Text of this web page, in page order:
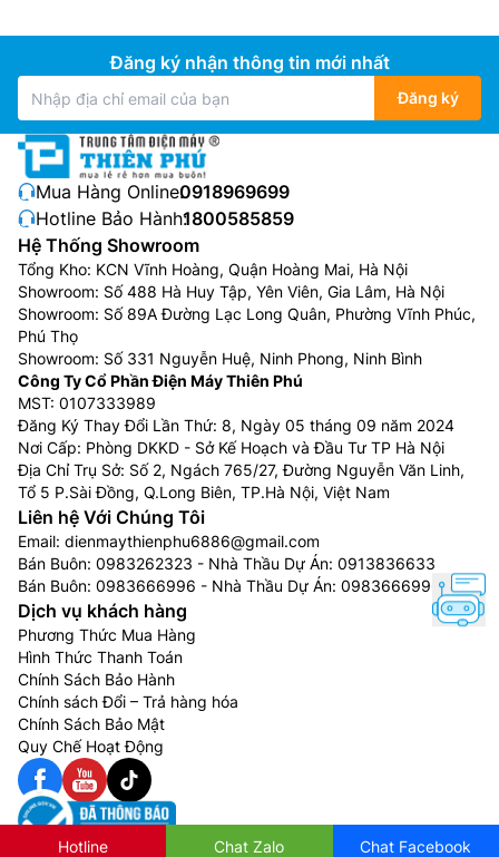
Đăng ký nhận thông tin mới nhất
Đăng ký
Mua Hàng Online:0918969699
Hotline Bảo Hành:1800585859
Hệ Thống Showroom
Tổng Kho: KCN Vĩnh Hoàng, Quận Hoàng Mai, Hà Nội
Showroom: Số 488 Hà Huy Tập, Yên Viên, Gia Lâm, Hà Nội
Showroom: Số 89A Đường Lạc Long Quân, Phường Vĩnh Phúc,
Phú Thọ
Showroom: Số 331 Nguyễn Huệ, Ninh Phong, Ninh Bình
Công Ty Cổ Phần Điện Máy Thiên Phú
MST: 0107333989
Đăng Ký Thay Đổi Lần Thứ: 8, Ngày 05 tháng 09 năm 2024
Nơi Cấp: Phòng DKKD - Sở Kế Hoạch và Đầu Tư TP Hà Nội
Địa Chỉ Trụ Sở: Số 2, Ngách 765/27, Đường Nguyễn Văn Linh,
Tổ 5 P.Sài Đồng, Q.Long Biên, TP.Hà Nội, Việt Nam
Liên hệ Với Chúng Tôi
Email: dienmaythienphu6886@gmail.com
Bán Buôn: 0983262323 - Nhà Thầu Dự Án: 0913836633
Bán Buôn: 0983666996 - Nhà Thầu Dự Án: 0983666996
Dịch vụ khách hàng
Phương Thức Mua Hàng
Hình Thức Thanh Toán
Chính Sách Bảo Hành
Chính sách Đổi – Trả hàng hóa
Chính Sách Bảo Mật
Quy Chế Hoạt Động
Hotline Chat Zalo Chat Facebook